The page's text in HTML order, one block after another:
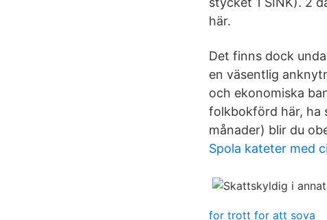
här.
Det finns dock
en väsentlig
och ekonomiska
folkbokförd här, ha
månader) blir du
Spola kateter med
for trott for att sova